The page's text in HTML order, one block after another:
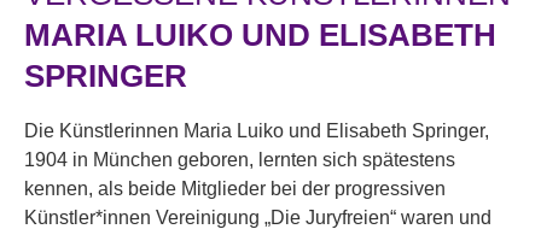
MARIA LUIKO UND ELISABETH
SPRINGER
Die Künstlerinnen Maria Luiko und Elisabeth Springer,
1904 in München geboren, lernten sich spätestens
kennen, als beide Mitglieder bei der progressiven
Künstler*innen Vereinigung „Die Juryfreien“ waren und